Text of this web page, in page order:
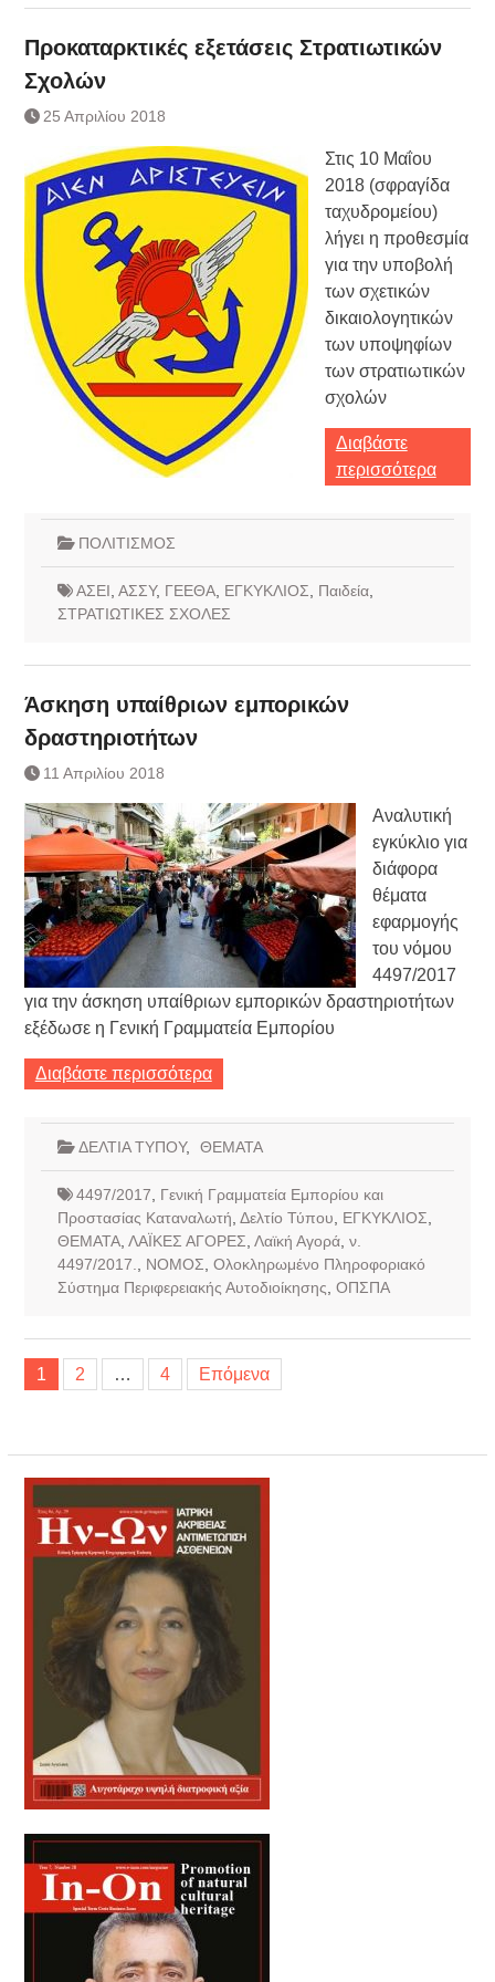
Προκαταρκτικές εξετάσεις Στρατιωτικών
Σχολών
25 Απριλίου 2018
Στις 10 Μαΐου
2018 (σφραγίδα
ταχυδρομείου)
λήγει η προθεσμία
για την υποβολή
των σχετικών
δικαιολογητικών
των υποψηφίων
των στρατιωτικών
σχολών
Διαβάστε
περισσότερα
ΠΟΛΙΤΙΣΜΟΣ
ΑΣΕΙ ΑΣΣΥ, ΓΕΕΘΑ, ΕΓΚΥΚΛΙΟΣ Παιδεία,
ΣΤΡΑΤΙΩΤΙΚΕΣ ΣΧΟΛΕΣ
Άσκηση υπαίθριων εμπορικών
δραστηριοτήτων
11 Απριλίου 2018
Αναλυτική
εγκύκλιο για
διάφορα
θέματα
εφαρμογής
του νόμου
4497/2017
για την άσκηση υπαίθριων εμπορικών δραστηριοτήτων
εξέδωσε η Γενική Γραμματεία Εμπορίου
Διαβάστε περισσότερα
ΔΕΛΤΙΑ ΤΥΠΟΥ, ΘΕΜΑΤΑ
4497/2017
Γενική Γραμματεία Εμπορίου και
Προστασίας Καταναλωτή Δελτίο Τύπου ΕΓΚΥΚΛΙΟΣ
ΘΕΜΑΤΑ, ΛΑΪΚΕΣ ΑΓΟΡΕΣ Λαϊκή Αγορά, ν.
4497/2017.
ΝΟΜΟΣ Ολοκληρωμένο Πληροφοριακό
Σύστημα Περιφερειακής Αυτοδιοίκησης ΟΠΣΠΑ
Σελιδοποίηση
άρθρων
1 2 … 4 Επόμενα